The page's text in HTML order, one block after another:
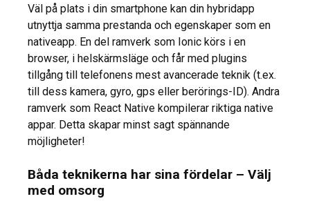
Väl på plats i din smartphone kan din hybridapp
utnyttja samma prestanda och egenskaper som en
nativeapp. En del ramverk som Ionic körs i en
browser, i helskärmsläge och får med plugins
tillgång till telefonens mest avancerade teknik (t.ex.
till dess kamera, gyro, gps eller berörings-ID). Andra
ramverk som React Native kompilerar riktiga native
appar. Detta skapar minst sagt spännande
möjligheter!
Båda teknikerna har sina fördelar – Välj
med omsorg